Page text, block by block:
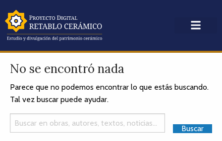
No se encontró nada
Parece que no podemos encontrar lo que estás buscando.
Tal vez buscar puede ayudar.